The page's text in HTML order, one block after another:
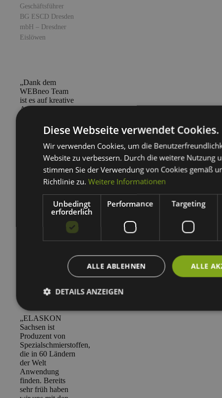
Geschäftsführer
BG ESCD Dresden
mbH – Dresdner
Eislöwen
„Dank dem
WEBneo Team
ist es auf kreative
Art & Weise
unseren Gin
erlebbar zu
machen und
unsere Story
emotional zu
transportieren.
Cheers!“
Weniger lesen
Jörg Fiedler
Independent Spirit
„ELASKON
Sachsen ist
Produzent von
Spezialschmierstoffen,
die in 60 Ländern
der Welt
Anwendung
finden. Bereits
sehr früh haben
Diese Webseite verwendet Cookies.
Wir verwenden Cookies, um die
Website zu verbessern. Durch die weitere Nutzung
stimmen Sie der Verwendung von Cookies gemäß
Richtlinie zu.Weitere Informationen
Unbedingt
erforderlich
Performance Targeting
ALLE
ALLE ABLEHNEN
DETAILS ANZEIGEN